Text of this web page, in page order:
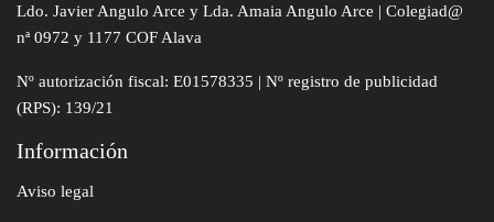
Ldo. Javier Angulo Arce y Lda. Amaia Angulo Arce | Colegiad@
nª 0972 y 1177 COF Alava
Nº autorización fiscal: E01578335 | Nº registro de publicidad
(RPS): 139/21
Información
Aviso legal